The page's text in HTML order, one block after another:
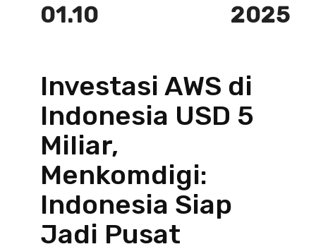
01.10 2025
Investasi AWS di
Indonesia USD 5
Miliar,
Menkomdigi:
Indonesia Siap
Jadi Pusat